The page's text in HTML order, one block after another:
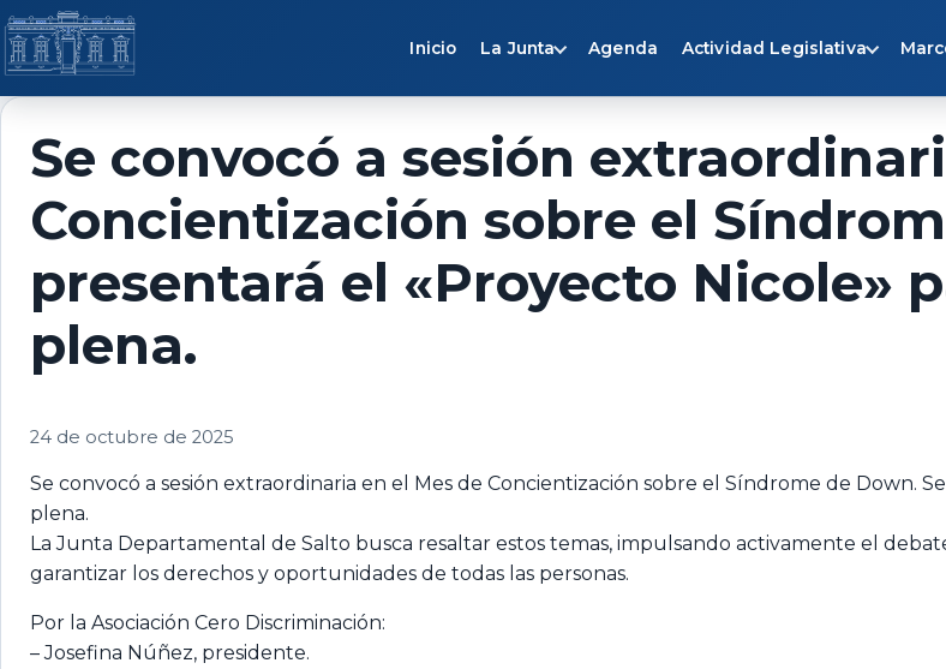
Saltar al contenido
Inicio La Junta Agenda Actividad Legislativa
Se convocó a sesión
Concientización sobre el
presentará el «Proyecto Nicole»
plena.
24 de octubre de 2025
Se convocó a sesión extraordinaria en el Mes de Concientización sobre el Síndrome de Down.
plena.
La Junta Departamental de Salto busca resaltar estos temas, impulsando activamente el
garantizar los derechos y oportunidades de todas las personas.
Por la Asociación Cero Discriminación:
– Josefina Núñez, presidente.